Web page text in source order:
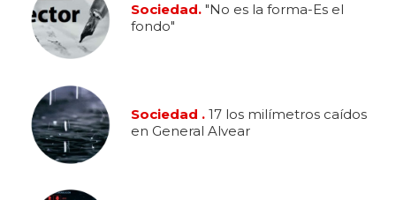
Sociedad. "No es la forma-Es el
fondo"
Sociedad . 17 los milímetros caídos
en General Alvear